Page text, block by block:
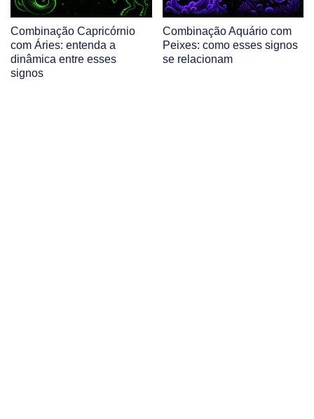
Combinação Capricórnio
com Áries: entenda a
dinâmica entre esses
signos
Combinação Aquário com
Peixes: como esses signos
se relacionam